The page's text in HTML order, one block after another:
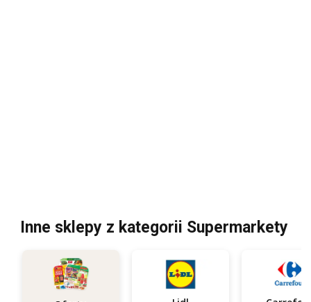
Inne sklepy z kategorii Supermarkety